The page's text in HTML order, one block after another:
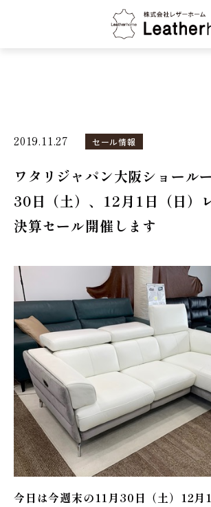
株式会社レザーホー
2019.11.27 セール情報
ワタリジャパン大阪ショール
30日（土）、12月1日（日）
決算セール開催します
今日は今週末の11月30日（土）12月